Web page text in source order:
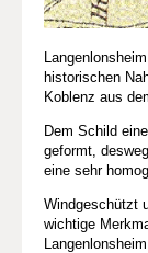
historischen
Koblenz aus
Dem Schild
geformt,
eine sehr
Windgeschützt
wichtige